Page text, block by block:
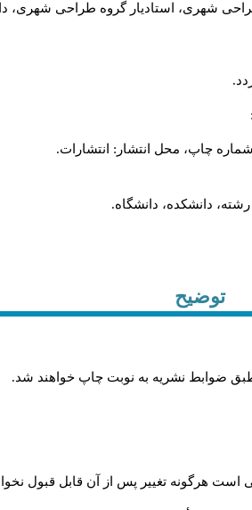
شهری، استادیار گروه طراحی شهری،
چاپ، محل انتشار: انتشارات.
رشته، دانشکده، دانشگاه.
توضیح
ضوابط نشريه به نوبت چاپ خواهند شد.
است هرگونه تغییر پس از آن قابل قبول